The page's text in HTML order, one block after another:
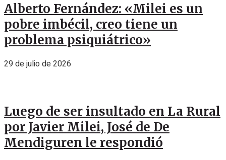
Alberto Fernández: «Milei es un
pobre imbécil, creo tiene un
problema psiquiátrico»
29 de julio de 2026
Luego de ser insultado en La Rural
por Javier Milei, José de De
Mendiguren le respondió